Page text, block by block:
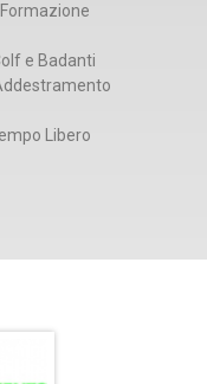
Formazione
e Badanti
Libero